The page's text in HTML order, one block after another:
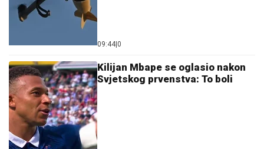
09:44 0
Kilijan Mbape se oglasio nakon
Svjetskog prvenstva: To boli